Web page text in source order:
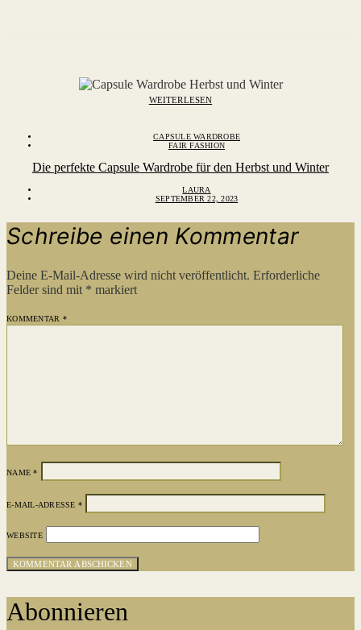
WEITERLESEN
CAPSULE WARDROBE
FAIR FASHION
Die perfekte Capsule Wardrobe für den Herbst und Winter
LAURA
SEPTEMBER 22, 2023
Schreibe einen Kommentar
Deine E-Mail-Adresse wird nicht veröffentlicht. Erforderliche
Felder sind mit * markiert
KOMMENTAR *
NAME*
E-MAIL-ADRESSE *
WEBSITE
Abonnieren